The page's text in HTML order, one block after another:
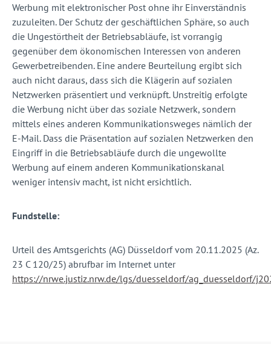
Werbung mit elektronischer Post ohne ihr Einverständnis
zuzuleiten. Der Schutz der geschäftlichen Sphäre, so auch
die Ungestörtheit der Betriebsabläufe, ist vorrangig
gegenüber dem ökonomischen Interessen von anderen
Gewerbetreibenden. Eine andere Beurteilung ergibt sich
auch nicht daraus, dass sich die Klägerin auf sozialen
Netzwerken präsentiert und verknüpft. Unstreitig erfolgte
die Werbung nicht über das soziale Netzwerk, sondern
mittels eines anderen Kommunikationsweges nämlich der
E-Mail. Dass die Präsentation auf sozialen Netzwerken den
Eingriff in die Betriebsabläufe durch die ungewollte
Werbung auf einem anderen Kommunikationskanal
weniger intensiv macht, ist nicht ersichtlich.
Fundstelle:
Urteil des Amtsgerichts (AG) Düsseldorf vom 20.11.2025 (Az.
23 C 120/25) abrufbar im Internet unter
https://nrwe.justiz.nrw.de/lgs/duesseldorf/ag_duesseldorf/